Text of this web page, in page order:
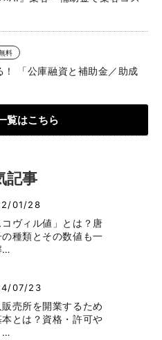
料
！ 「公庫融資と補助金／助成
覧はこちら
記事
01/28
コヴィル値」とは？唐
種類とその数値も一
…
07/23
売所を開業するため
とは？資格・許可や
…